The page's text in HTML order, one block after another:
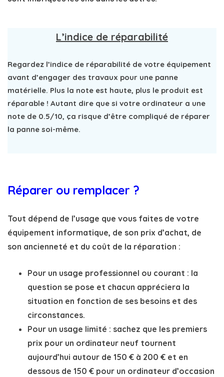
L’indice de réparabilité
Regardez l’indice de réparabilité de votre équipement
avant d’engager des travaux pour une panne
matérielle. Plus la note est haute, plus le produit est
réparable ! Autant dire que si votre ordinateur a une
note de 0.5/10, ça risque d’être compliqué de réparer
la panne soi-même.
Réparer ou remplacer ?
Tout dépend de l’usage que vous faites de votre
équipement informatique, de son prix d’achat, de
son ancienneté et du coût de la réparation :
Pour un usage professionnel ou courant : la
question se pose et chacun appréciera la
situation en fonction de ses besoins et des
circonstances.
Pour un usage limité : sachez que les premiers
prix pour un ordinateur neuf tournent
aujourd’hui autour de 150 € à 200 € et en
dessous de 150 € pour un ordinateur d’occasion